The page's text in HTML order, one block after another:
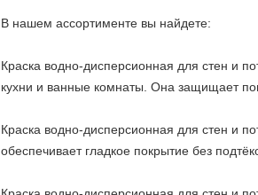
В нашем ассортименте вы найдете:
Краска водно-дисперсионная для стен и
кухни и ванные комнаты. Она защищает
Краска водно-дисперсионная для стен и
обеспечивает гладкое покрытие без